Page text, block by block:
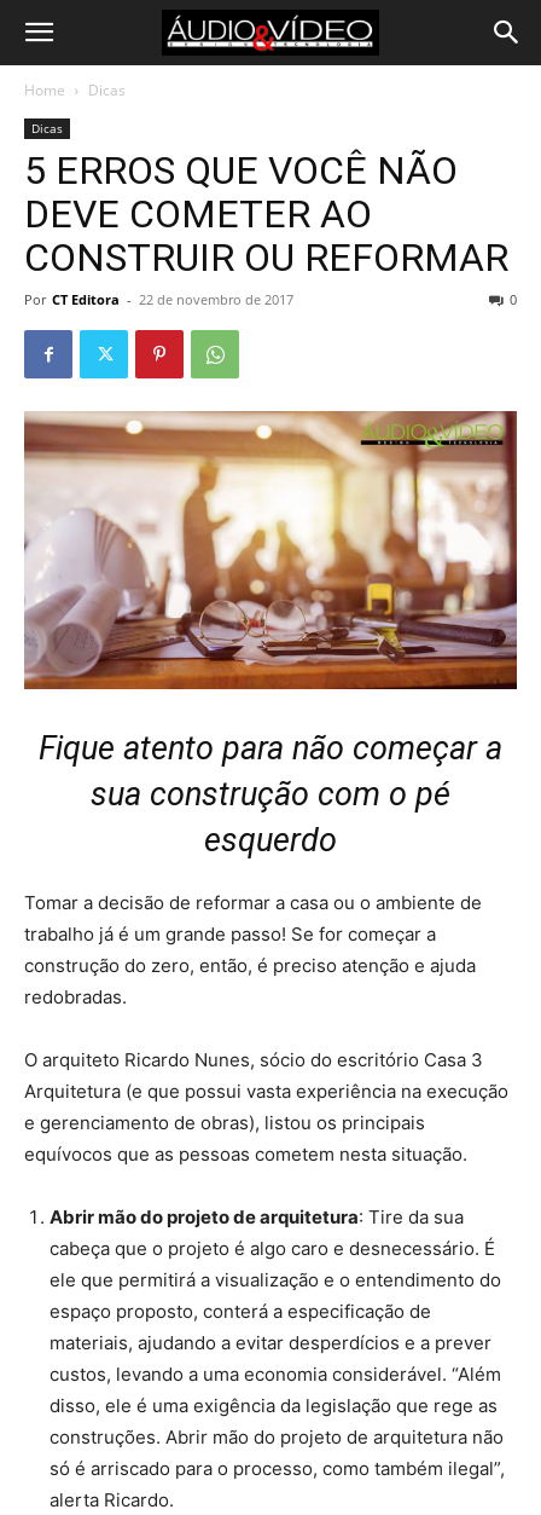
Home Dicas
Dicas
5 ERROS QUE VOCÊ NÃO
DEVE COMETER AO
CONSTRUIR OU REFORMAR
Por CT Editora - 22 de novembro de 2017 0
Fique atento para não começar a
sua construção com o pé
esquerdo
Tomar a decisão de reformar a casa ou o ambiente de
trabalho já é um grande passo! Se for começar a
construção do zero, então, é preciso atenção e ajuda
redobradas.
O arquiteto Ricardo Nunes, sócio do escritório Casa 3
Arquitetura (e que possui vasta experiência na execução
e gerenciamento de obras), listou os principais
equívocos que as pessoas cometem nesta situação.
Abrir mão do projeto de arquitetura: Tire da sua
cabeça que o projeto é algo caro e desnecessário. É
ele que permitirá a visualização e o entendimento do
espaço proposto, conterá a especificação de
materiais, ajudando a evitar desperdícios e a prever
custos, levando a uma economia considerável. “Além
disso, ele é uma exigência da legislação que rege as
construções. Abrir mão do projeto de arquitetura não
só é arriscado para o processo, como também ilegal”,
alerta Ricardo.